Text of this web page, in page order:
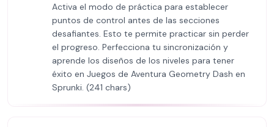
Activa el modo de práctica para establecer
puntos de control antes de las secciones
desafiantes. Esto te permite practicar sin perder
el progreso. Perfecciona tu sincronización y
aprende los diseños de los niveles para tener
éxito en Juegos de Aventura Geometry Dash en
Sprunki. (241 chars)